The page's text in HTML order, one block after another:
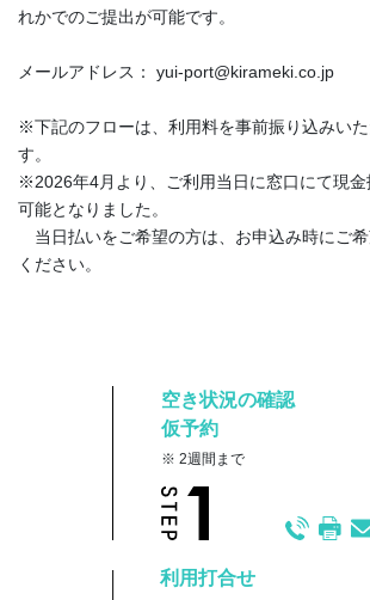
れかでのご提出が可能です。
メールアドレス： yui-port@kirameki.co.jp
※下記のフローは、利用料を事前振り込みい
す。
※2026年4月より、ご利用当日に窓口にて現金
可能となりました。
当日払いをご希望の方は、お申込み時にご
ください。
空き状況の確認
仮予約
※ 2週間まで
利用打合せ